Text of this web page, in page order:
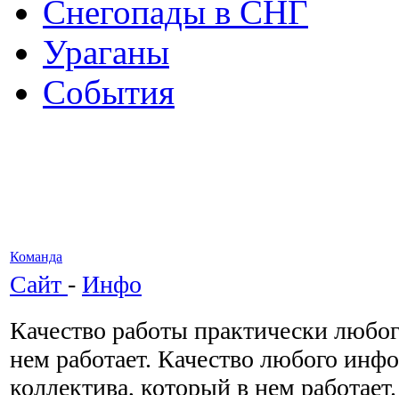
Снегопады в СНГ
Ураганы
События
Команда
Сайт - Инфо
Качество работы практически
нем работает. Качество любого
коллектива, который в нем